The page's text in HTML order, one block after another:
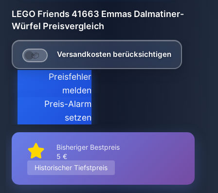
LEGO Friends 41663 Emmas Dalmatiner-
Würfel Preisvergleich
Versandkosten berücksichtigen
Preisfehler
melden
Preis-Alarm
setzen
Bisheriger Bestpreis
5 €
Historischer Tiefstpreis